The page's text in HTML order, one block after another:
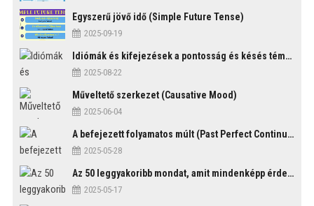
Egyszerű jövő idő (Simple Future Tense)
2025-09-19
Idiómák és kifejezések a pontosság és késés témakörében
2025-08-22
Műveltető szerkezet (Causative Mood)
2025-06-04
A befejezett folyamatos múlt (Past Perfect Continuous Tense)
2025-05-28
Az 50 leggyakoribb mondat, amit mindenképp érdemes tudni
2025-05-17